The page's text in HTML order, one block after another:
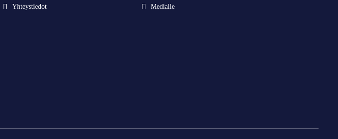
Yhteystiedot Medialle